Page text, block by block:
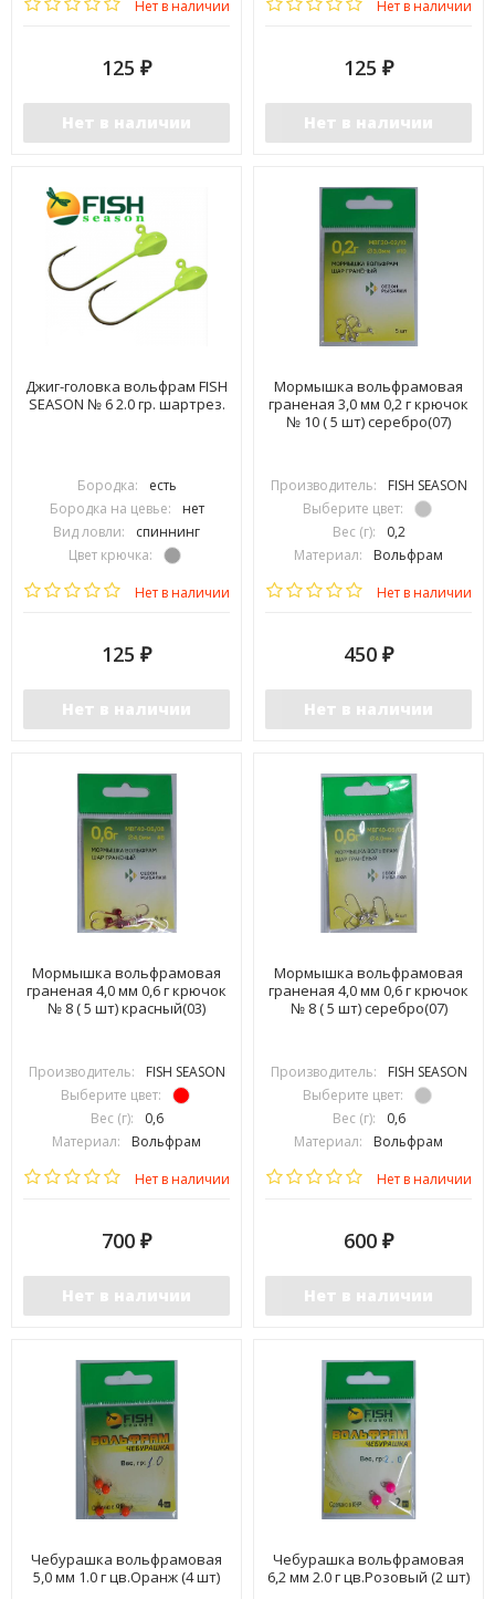
Нет в наличии
125 ₽
Нет в наличии
Нет в наличии
125 ₽
Нет в наличии
Джиг-головка вольфрам FISH
SEASON № 6 2.0 гр. шартрез.
Бородка:
есть
Бородка на цевье:
нет
Вид ловли:
спиннинг
Цвет крючка:
Тип крючка:
Нет в наличии
125 ₽
Нет в наличии
Мормышка вольфрамовая
граненая 3,0 мм 0,2 г крючок
№ 10 ( 5 шт) серебро(07)
Производитель:
FISH SEASON
Выберите цвет:
Вес (г):
0,2
Материал:
Вольфрам
Нет в наличии
450 ₽
Нет в наличии
Мормышка вольфрамовая
граненая 4,0 мм 0,6 г крючок
№ 8 ( 5 шт) красный(03)
Производитель:
FISH SEASON
Выберите цвет:
Вес (г):
0,6
Материал:
Вольфрам
Нет в наличии
700 ₽
Нет в наличии
Мормышка вольфрамовая
граненая 4,0 мм 0,6 г крючок
№ 8 ( 5 шт) серебро(07)
Производитель:
FISH SEASON
Выберите цвет:
Вес (г):
0,6
Материал:
Вольфрам
Нет в наличии
600 ₽
Нет в наличии
Чебурашка вольфрамовая
5,0 мм 1.0 г цв.Оранж (4 шт)
Чебурашка вольфрамовая
6,2 мм 2.0 г цв.Розовый (2 шт)